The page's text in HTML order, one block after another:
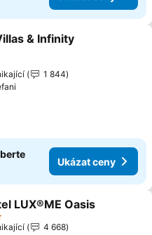
na seznam oblíbených
& Infinity
1 844
Ukázat ceny
na seznam oblíbených
LUX®ME Oasis
4 668